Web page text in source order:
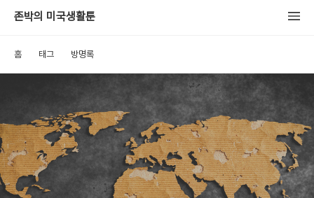
존박의 미국생활툰
홈 태그 방명록